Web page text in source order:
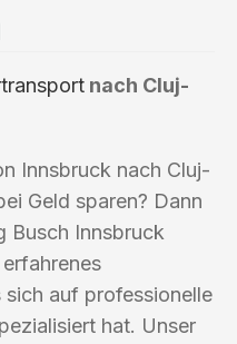
nach Cluj-
Innsbruck nach Cluj-
Geld sparen? Dann
Busch Innsbruck
sich auf professionelle
hat. Unser